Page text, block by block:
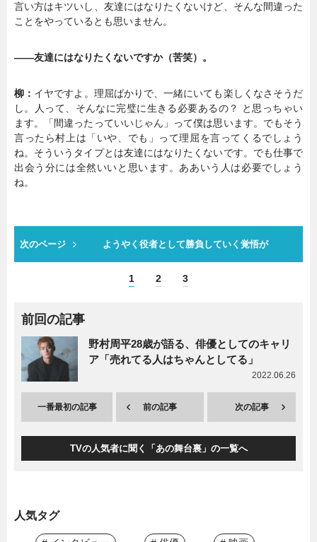
言い方はキツいし、友達にはなりたくないけど、そんな間違った
ことをやっているとも思いません。
――友達にはなりたくないですか（苦笑）。
柳： イヤですよ。理屈ばかりで、一緒にいても楽しくなさそうだ
し。人って、そんなに完璧に生きる必要あるの？ と思っちゃい
ます。「間違ったっていいじゃん」って僕は思います。でもそう
言ったら村上は「いや、でも」って理屈を言ってくるでしょう
ね。そういうタイプとは友達にはなりたくないです。でも仕事で
出会う分には全然いいと思います。ああいう人は必要でしょう
ね。
次のページ ようやく役者として勝負していく覚悟が
1 2 3
前回の記事
野村周平28歳が語る、俳優としてのキャリ
ア「売れてる人はちゃんとしてる」
2022.06.26
一番最初の記事 前の記事 次の記事
TVの人気者に聞く「あの舞台裏」の一覧へ
人気タグ